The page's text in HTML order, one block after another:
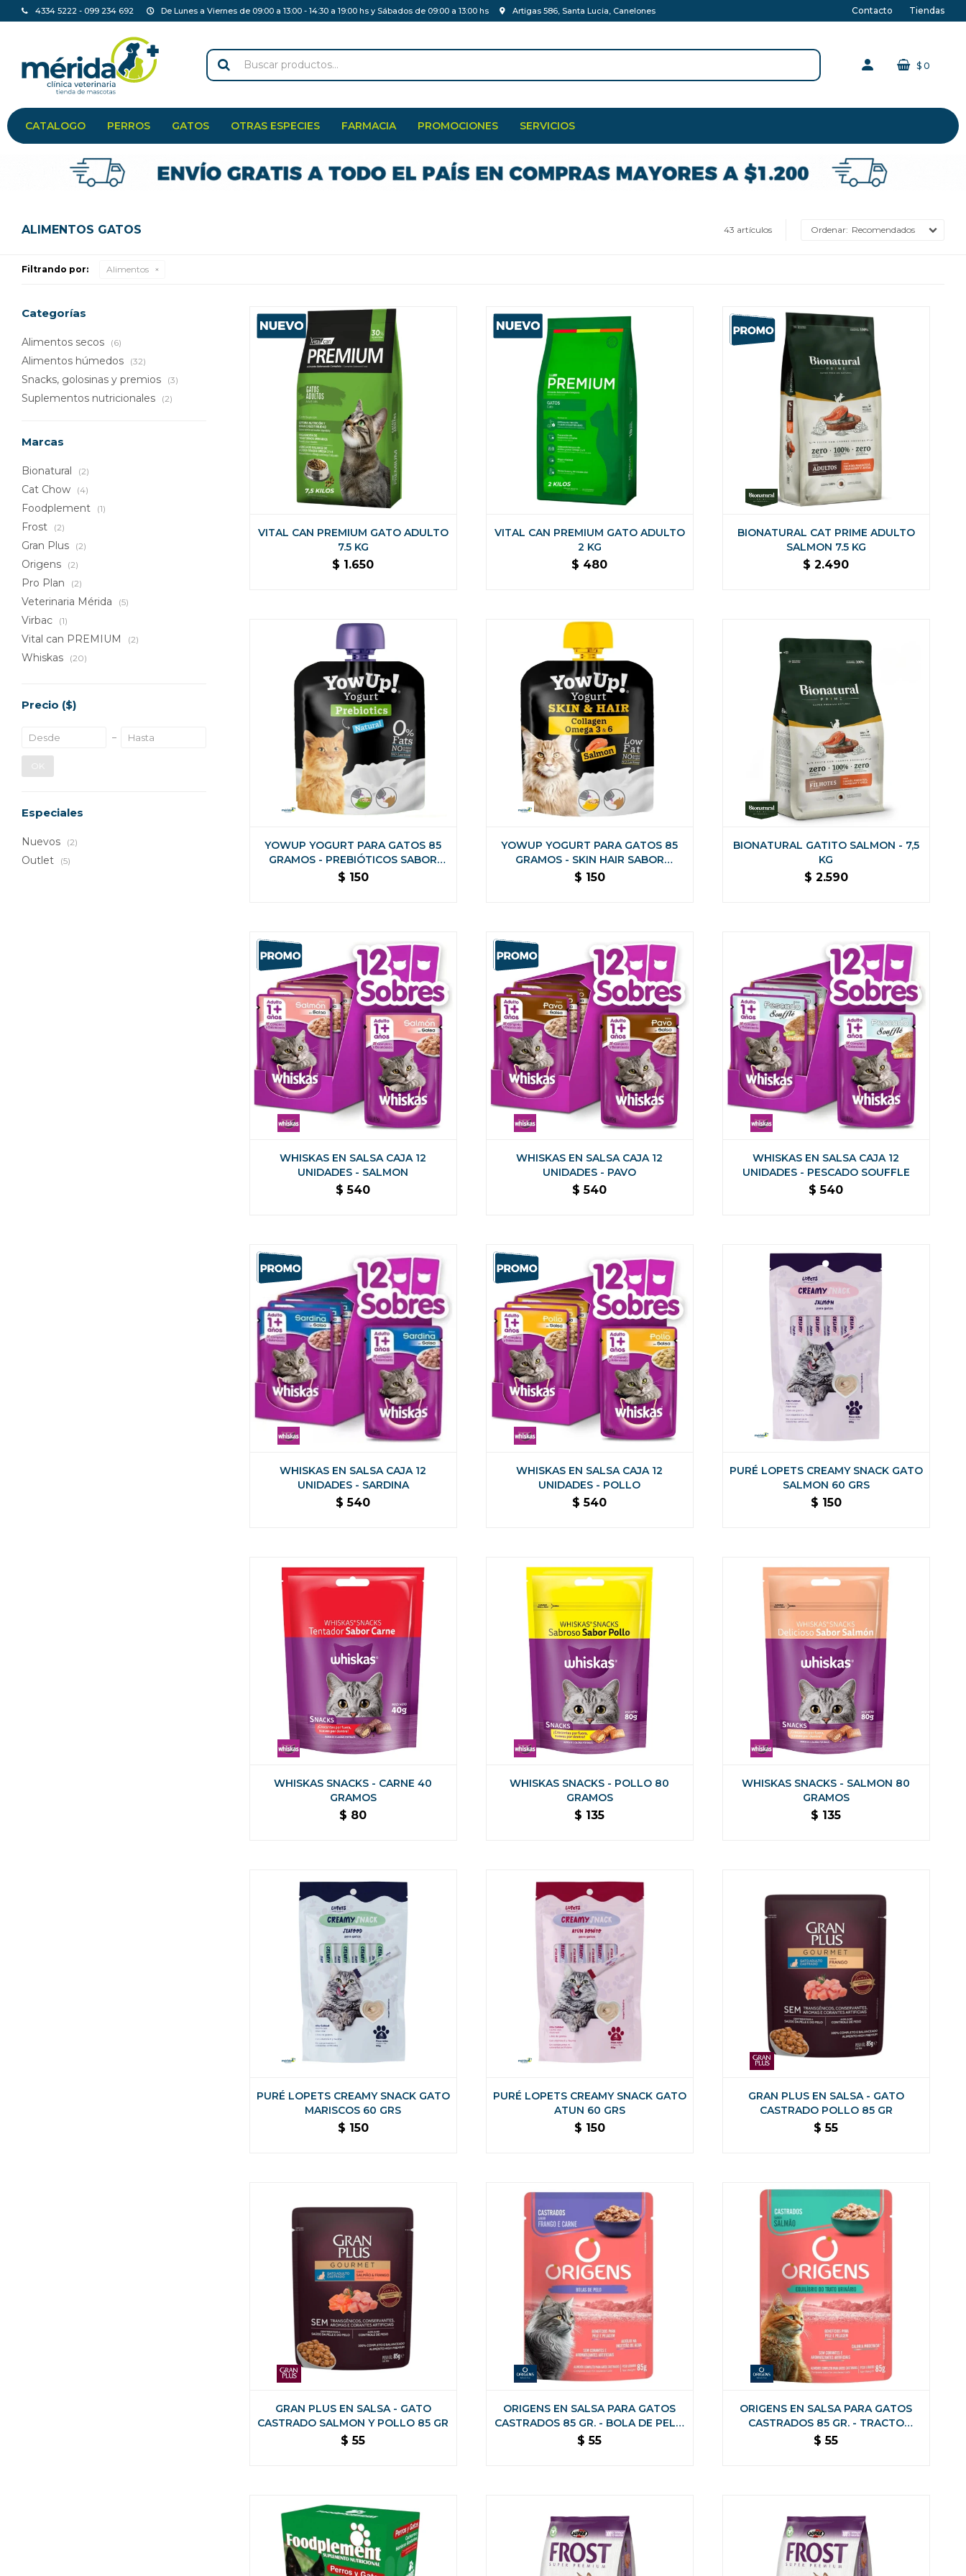
CATALOGO PERROS GATOS OTRAS ESPECIES FARMACIA PROMOCIONES SERVICIOS
$ 0
4334 5222 - 099 234 692 De Lunes a Viernes de 09:00 a 13:00 - 14:30 a 19:00 hs y Sábados de 09:00 a 13:00 hs Artigas 586, Santa Lucia, Canelones Contacto Tiendas
ALIMENTOS GATOS 43 artículos Recomendados
Filtrando por: Alimentos
VITAL CAN PREMIUM GATO ADULTO
7.5 KG
$ 1.650
VITAL CAN PREMIUM GATO ADULTO
2 KG
$ 480
BIONATURAL CAT PRIME ADULTO
SALMON 7.5 KG
$ 2.490
YOWUP YOGURT PARA GATOS 85
GRAMOS - PREBIÓTICOS SABOR
NATURAL
$ 150
YOWUP YOGURT PARA GATOS 85
GRAMOS - SKIN HAIR SABOR
SALMON
$ 150
BIONATURAL GATITO SALMON - 7,5
KG
$ 2.590
WHISKAS EN SALSA CAJA 12
UNIDADES - SALMON
$ 540
WHISKAS EN SALSA CAJA 12
UNIDADES - PAVO
$ 540
WHISKAS EN SALSA CAJA 12
UNIDADES - PESCADO SOUFFLE
$ 540
WHISKAS EN SALSA CAJA 12
UNIDADES - SARDINA
$ 540
WHISKAS EN SALSA CAJA 12
UNIDADES - POLLO
$ 540
PURÉ LOPETS CREAMY SNACK GATO
SALMON 60 GRS
$ 150
WHISKAS SNACKS - CARNE 40
GRAMOS
$ 80
WHISKAS SNACKS - POLLO 80
GRAMOS
$ 135
WHISKAS SNACKS - SALMON 80
GRAMOS
$ 135
PURÉ LOPETS CREAMY SNACK GATO
MARISCOS 60 GRS
$ 150
PURÉ LOPETS CREAMY SNACK GATO
ATUN 60 GRS
$ 150
GRAN PLUS EN SALSA - GATO
CASTRADO POLLO 85 GR
$ 55
GRAN PLUS EN SALSA - GATO
CASTRADO SALMON Y POLLO 85 GR
$ 55
ORIGENS EN SALSA PARA GATOS
CASTRADOS 85 GR. - BOLA DE PELO
POLLO Y CARNE
$ 55
ORIGENS EN SALSA PARA GATOS
CASTRADOS 85 GR. - TRACTO
URINARIO SALMON
$ 55
Categorías
Alimentos secos (6)
Alimentos húmedos (32)
Snacks, golosinas y premios (3)
Suplementos nutricionales (2)
Marcas
Bionatural (2)
Cat Chow (4)
Foodplement (1)
Frost (2)
Gran Plus (2)
Origens (2)
Pro Plan (2)
Veterinaria Mérida (5)
Virbac (1)
Vital can PREMIUM (2)
Whiskas (20)
Precio ($)
OK
Especiales
Nuevos (2)
Outlet (5)